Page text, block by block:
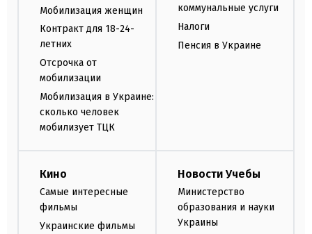
Мобилизация женщин
Контракт для 18-24-
летних
Отсрочка от
мобилизации
Мобилизация в Украине:
сколько человек
мобилизует ТЦК
коммунальные услуги
Налоги
Пенсия в Украине
Кино
Самые интересные
фильмы
Украинские фильмы
Новости Учебы
Министерство
образования и науки
Украины